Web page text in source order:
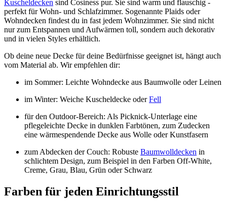
Kuscheldecken sind Cosiness pur. Sie sind warm und flauschig -
perfekt für Wohn- und Schlafzimmer. Sogenannte Plaids oder
Wohndecken findest du in fast jedem Wohnzimmer. Sie sind nicht
nur zum Entspannen und Aufwärmen toll, sondern auch dekorativ
und in vielen Styles erhältlich.
Ob deine neue Decke für deine Bedürfnisse geeignet ist, hängt auch
vom Material ab. Wir empfehlen dir:
im Sommer: Leichte Wohndecke aus Baumwolle oder Leinen
im Winter: Weiche Kuscheldecke oderFell
für den Outdoor-Bereich: Als Picknick-Unterlage eine
pflegeleichte Decke in dunklen Farbtönen, zum Zudecken
eine wärmespendende Decke aus Wolle oder Kunstfasern
zum Abdecken der Couch: Robuste Baumwolldecken in
schlichtem Design, zum Beispiel in den Farben Off-White,
Creme, Grau, Blau, Grün oder Schwarz
Farben für jeden Einrichtungsstil